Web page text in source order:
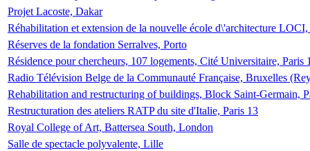
Projet Lacoste, Dakar
Réhabilitation et extension de la nouvelle école d\'architecture
Réserves de la fondation Serralves, Porto
Résidence pour chercheurs, 107 logements, Cité Universitaire, Paris
Radio Télévision Belge de la Communauté Française, Bruxelles
Rehabilitation and restructuring of buildings, Block Saint-Germain,
Restructuration des ateliers RATP du site d'Italie, Paris 13
Royal College of Art, Battersea South, London
Salle de spectacle polyvalente, Lille